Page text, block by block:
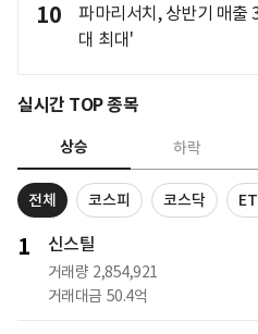
10
파마리서치, 상반기 매출
대 최대'
실시간 TOP 종목
상승 하락
전체 코스피 코스닥
1 신스틸
거래량 2,854,921
거래대금 50.4억